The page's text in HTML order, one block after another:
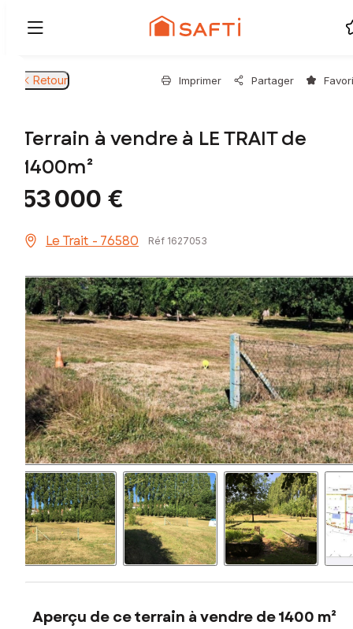
Retour Imprimer Partager
Terrain à vendre à LE TRAIT de
1400m²
53 000 €
Le Trait - 76580 Réf 1627053
Aperçu de ce terrain à vendre de 1400 m²